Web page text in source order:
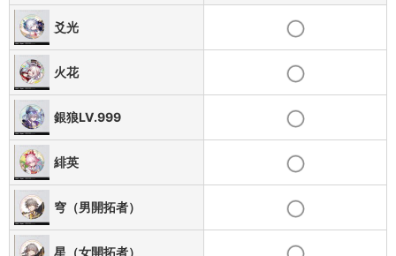
爻光
火花
銀狼LV.999
緋英
穹（男開拓者）
星（女開拓者）